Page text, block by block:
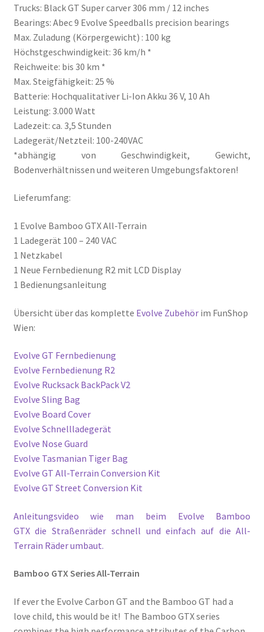
Trucks: Black GT Super carver 306 mm / 12 inches
Bearings: Abec 9 Evolve Speedballs precision bearings
Max. Zuladung (Körpergewicht) : 100 kg
Höchstgeschwindigkeit: 36 km/h *
Reichweite: bis 30 km *
Max. Steigfähigkeit: 25 %
Batterie: Hochqualitativer Li-Ion Akku 36 V, 10 Ah
Leistung: 3.000 Watt
Ladezeit: ca. 3,5 Stunden
Ladegerät/Netzteil: 100-240VAC
*abhängig von Geschwindigkeit, Gewicht,
Bodenverhältnissen und weiteren Umgebungsfaktoren!
Lieferumfang:
1 Evolve Bamboo GTX All-Terrain
1 Ladegerät 100 – 240 VAC
1 Netzkabel
1 Neue Fernbedienung R2 mit LCD Display
1 Bedienungsanleitung
Übersicht über das komplette Evolve Zubehörim FunShop
Wien:
Evolve GT Fernbedienung
Evolve Fernbedienung R2
Evolve Rucksack BackPack V2
Evolve Sling Bag
Evolve Board Cover
Evolve Schnellladegerät
Evolve Nose Guard
Evolve Tasmanian Tiger Bag
Evolve GT All-Terrain Conversion Kit
Evolve GT Street Conversion Kit
Anleitungsvideo wie man beim Evolve Bamboo
GTX die Straßenräder schnell und einfach auf die All-
Terrain Räder umbaut.
Bamboo GTX Series All-Terrain
If ever the Evolve Carbon GT and the Bamboo GT had a
love child, this would be it! The Bamboo GTX series